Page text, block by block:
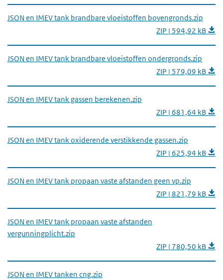
JSON en IMEV tank brandbare vloeistoffen bovengronds.zip
ZIP | 594,92 kB
JSON en IMEV tank brandbare vloeistoffen ondergronds.zip
ZIP | 579,09 kB
JSON en IMEV tank gassen berekenen.zip
ZIP | 681,64 kB
JSON en IMEV tank oxiderende verstikkende gassen.zip
ZIP | 625,94 kB
JSON en IMEV tank propaan vaste afstanden geen vp.zip
ZIP | 821,79 kB
JSON en IMEV tank propaan vaste afstanden
vergunningplicht.zip
ZIP | 780,50 kB
JSON en IMEV tanken cng.zip